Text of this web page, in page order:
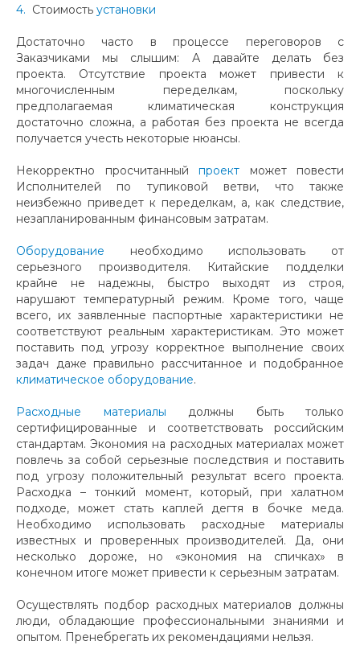
Стоимость установки
Достаточно часто в процессе переговоров с
Заказчиками мы слышим: А давайте делать без
проекта. Отсутствие проекта может привести к
многочисленным переделкам, поскольку
предполагаемая климатическая конструкция
достаточно сложна, а работая без проекта не всегда
получается учесть некоторые нюансы.
Некорректно просчитанный проект может повести
Исполнителей по тупиковой ветви, что также
неизбежно приведет к переделкам, а, как следствие,
незапланированным финансовым затратам.
Оборудование необходимо использовать от
серьезного производителя. Китайские подделки
крайне не надежны, быстро выходят из строя,
нарушают температурный режим. Кроме того, чаще
всего, их заявленные паспортные характеристики не
соответствуют реальным характеристикам. Это может
поставить под угрозу корректное выполнение своих
задач даже правильно рассчитанное и подобранное
климатическое оборудование.
Расходные материалы должны быть только
сертифицированные и соответствовать российским
стандартам. Экономия на расходных материалах может
повлечь за собой серьезные последствия и поставить
под угрозу положительный результат всего проекта.
Расходка – тонкий момент, который, при халатном
подходе, может стать каплей дегтя в бочке меда.
Необходимо использовать расходные материалы
известных и проверенных производителей. Да, они
несколько дороже, но «экономия на спичках» в
конечном итоге может привести к серьезным затратам.
Осуществлять подбор расходных материалов должны
люди, обладающие профессиональными знаниями и
опытом. Пренебрегать их рекомендациями нельзя.